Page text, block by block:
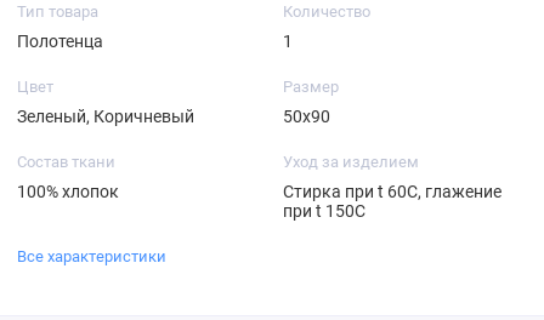
Тип товара
Полотенца
Количество
1
Цвет
Зеленый, Коричневый
Размер
50х90
Состав ткани
100% хлопок
Уход за изделием
Стирка при t 60С, глажение
при t 150С
Все характеристики